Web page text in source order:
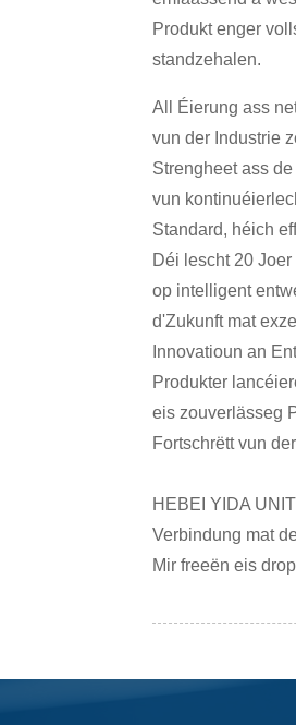
Produkt enger
standzehalen.
All Éierung ass
vun der Industrie
Strengheet ass
vun
Standard, héich
Déi lescht 20
op intelligent
d'Zukunft mat
Innovatioun an
Produkter
eis zouverlässeg
Fortschrëtt vun
HEBEI YIDA
Verbindung mat
Mir freeën eis